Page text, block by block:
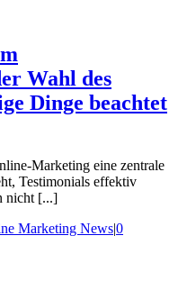
Wahl des
Dinge beachtet
Marketing eine zentrale
Testimonials effektiv
nicht [...]
Marketing News|0